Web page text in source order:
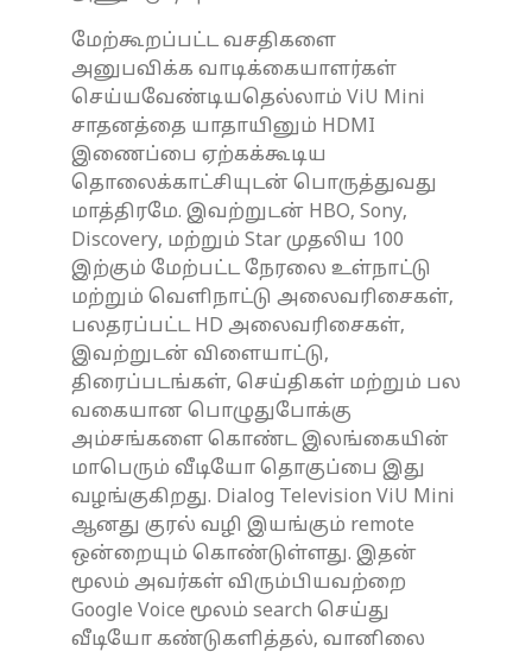
மேற்கூறப்பட்ட வசதிகளை
அனுபவிக்க வாடிக்கையாளர்கள்
செய்யவேண்டியதெல்லாம் ViU Mini
சாதனத்தை யாதாயினும் HDMI
இணைப்பை ஏற்கக்கூடிய
தொலைக்காட்சியுடன் பொருத்துவது
மாத்திரமே. இவற்றுடன் HBO, Sony,
Discovery, மற்றும் Star முதலிய 100
இற்கும் மேற்பட்ட நேரலை உள்நாட்டு
மற்றும் வெளிநாட்டு அலைவரிசைகள்,
பலதரப்பட்ட HD அலைவரிசைகள்,
இவற்றுடன் விளையாட்டு,
திரைப்படங்கள், செய்திகள் மற்றும் பல
வகையான பொழுதுபோக்கு
அம்சங்களை கொண்ட இலங்கையின்
மாபெரும் வீடியோ தொகுப்பை இது
வழங்குகிறது. Dialog Television ViU Mini
ஆனது குரல் வழி இயங்கும் remote
ஒன்றையும் கொண்டுள்ளது. இதன்
மூலம் அவர்கள் விரும்பியவற்றை
Google Voice மூலம் search செய்து
வீடியோ கண்டுகளித்தல், வானிலை